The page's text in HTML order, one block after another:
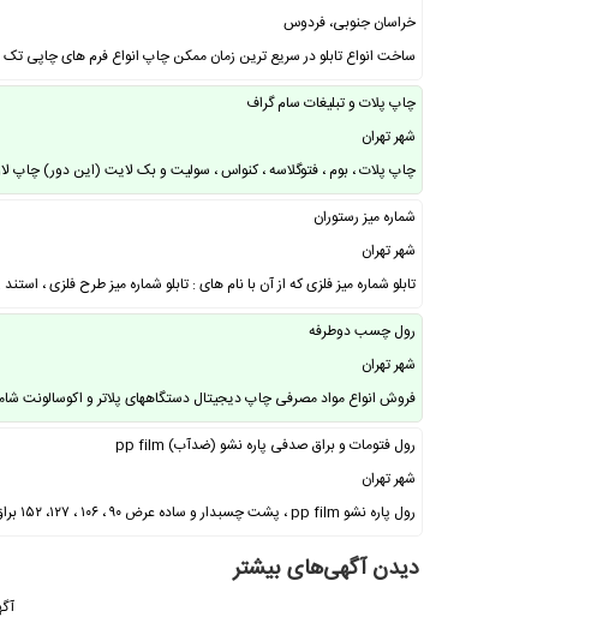
خراسان جنوبی، فردوس
ساخت انواع تابلو در سریع ترین زمان ممکن چاپ انواع فرم های چاپی
چاپ پلات و تبلیغات سام گراف
شهر تهران
چاپ پلات ، بوم ، فتوگلاسه ، کنواس ، سولیت و بک لایت (این دور) چاپ
شماره میز رستوران
شهر تهران
تابلو شماره میز فلزی که از آن با نام های : تابلو شماره میز طرح فلزی ،
رول چسب دوطرفه
شهر تهران
فروش انواع مواد مصرفی چاپ دیجیتال دستگاههای پلاتر و اکوسالونت
رول فتومات و براق صدفی پاره نشو (ضدآب) pp film
شهر تهران
رول پاره نشو pp film ، پشت چسبدار و ساده عرض ۹۰ ، ۱۰۶ ، ۱۲۷، ۱۵۲ براق و مات ضد …
دیدن آگهی‌های بیشتر